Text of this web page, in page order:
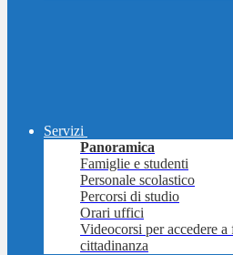
Servizi
Panoramica
Famiglie e studenti
Personale scolastico
Percorsi di studio
Orari uffici
Videocorsi per accedere
cittadinanza